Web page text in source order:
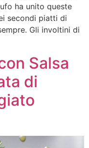
ha unito queste
secondi piatti di
Gli involtini di
Salsa
di